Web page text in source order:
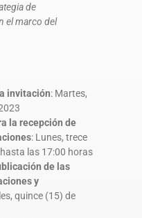
de
el marco del
invitación: Martes,
la recepción de
: Lunes, trece
las 17:00 horas
de las
y
quince (15) de